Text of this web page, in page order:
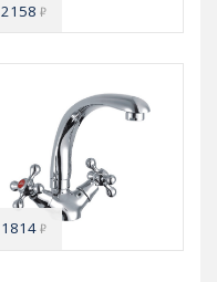
2158₽
1814₽